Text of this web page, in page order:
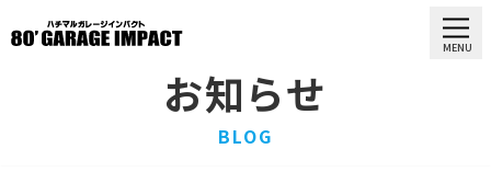
MENU
HOME
ホーム
お知らせ
BLOG